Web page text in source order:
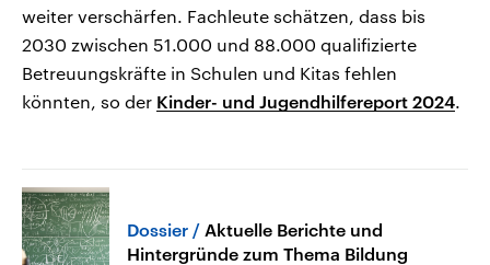
weiter verschärfen. Fachleute schätzen, dass bis
2030 zwischen 51.000 und 88.000 qualifizierte
Betreuungskräfte in Schulen und Kitas fehlen
könnten, so der Kinder- und Jugendhilfereport 2024.
Dossier
Aktuelle Berichte und
Hintergründe zum Thema Bildung